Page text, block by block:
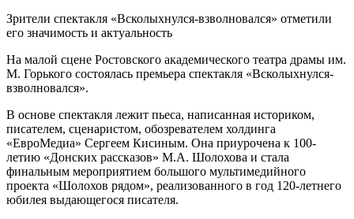
Зрители спектакля «Всколыхнулся-взволновался» отметили
его значимость и актуальность
На малой сцене Ростовского академического театра драмы им.
М. Горького состоялась премьера спектакля «Всколыхнулся-
взволновался».
В основе спектакля лежит пьеса, написанная историком,
писателем, сценаристом, обозревателем холдинга
«ЕвроМедиа» Сергеем Кисиным. Она приурочена к 100-
летию «Донских рассказов» М.А. Шолохова и стала
финальным мероприятием большого мультимедийного
проекта «Шолохов рядом», реализованного в год 120-летнего
юбилея выдающегося писателя.